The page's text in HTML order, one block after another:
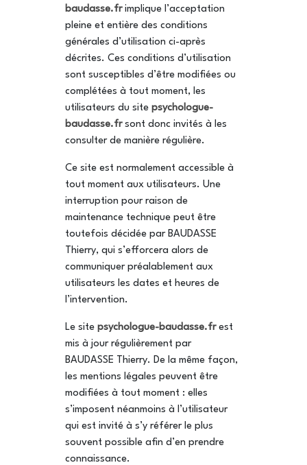
baudasse.frimplique l’acceptation
pleine et entière des conditions
générales d’utilisation ci-après
décrites. Ces conditions d’utilisation
sont susceptibles d’être modifiées ou
complétées à tout moment, les
utilisateurs du site psychologue-
baudasse.frsont donc invités à les
consulter de manière régulière.
Ce site est normalement accessible à
tout moment aux utilisateurs. Une
interruption pour raison de
maintenance technique peut être
toutefois décidée par BAUDASSE
Thierry, qui s’efforcera alors de
communiquer préalablement aux
utilisateurs les dates et heures de
l’intervention.
Le site psychologue-baudasse.frest
mis à jour régulièrement par
BAUDASSE Thierry. De la même façon,
les mentions légales peuvent être
modifiées à tout moment : elles
s’imposent néanmoins à l’utilisateur
qui est invité à s’y référer le plus
souvent possible afin d’en prendre
connaissance.